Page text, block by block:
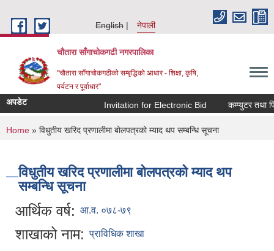
English
नेपाली
चौतारा साँगाचोकगढी नगरपालिका
"चौतारा साँगाचोकगढीको सम्बृद्धिको आधार - शिक्षा, कृषि,
पर्यटन र पूर्वाधार"
अपडेट Invitation for Electronic Bid कम्प्युटर तथा
You are here
Home » विधुतीय खरिद प्रणालीमा बोलपत्रको म्याद थप सम्बन्धि सूचना
विधुतीय खरिद प्रणालीमा बोलपत्रको म्याद थप
सम्बन्धि सूचना
आर्थिक वर्ष: आ.व. ०७८-७९
शाखाको नाम: प्राविधिक शाखा